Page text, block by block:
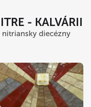
- KALVÁRII
nitriansky diecézny